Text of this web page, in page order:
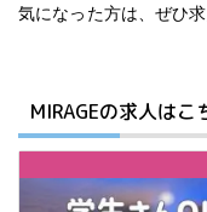
気になった方は、ぜひ
MIRAGEの求人はこ